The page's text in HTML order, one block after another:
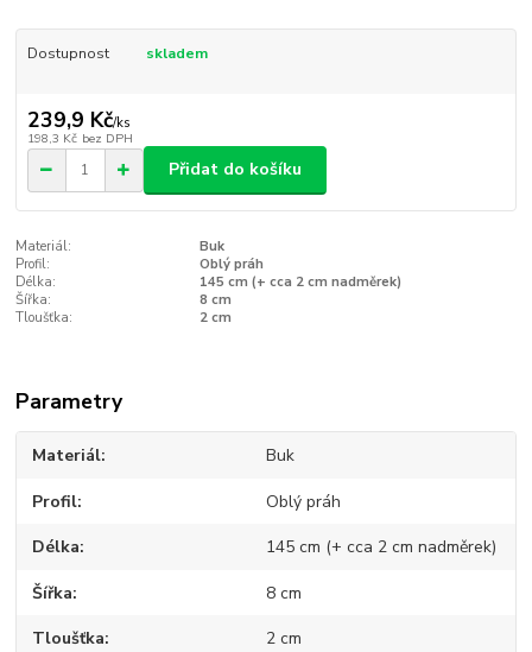
Dostupnost skladem
239,9 Kč/ks
198,3 Kč bez DPH
Přidat do košíku
Materiál:
Buk
Profil:
Oblý práh
Délka:
145 cm (+ cca 2 cm nadměrek)
Šířka:
8 cm
Tloušťka:
2 cm
Parametry
Materiál Buk
Profil Oblý práh
Délka 145 cm (+ cca 2 cm nadměrek)
Šířka 8 cm
Tloušťka 2 cm